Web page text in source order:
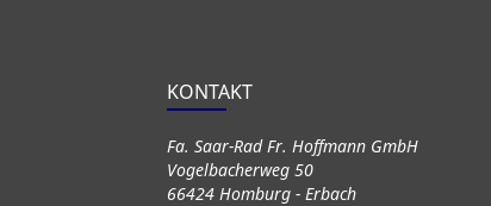
KONTAKT
Fa. Saar-Rad Fr. Hoffmann GmbH
Vogelbacherweg 50
66424 Homburg - Erbach